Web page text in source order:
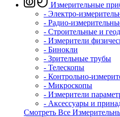
Измерительные
- Электро-
- Радио-
- Строительные и
- Измерители
- Бинокли
- Зрительные трубы
- Телескопы
- Контрольно-
- Микроскопы
- Измерители
- Аксессуары и
Смотреть Все